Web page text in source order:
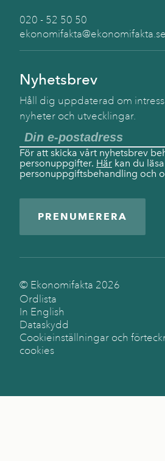
020 - 52 50 50
ekonomifakta@ekonomifakta.se
Nyhetsbrev
Håll dig uppdaterad om
nyheter och utvecklingar.
För att skicka vårt nyhetsbrev
personuppgifter. Här kan du
personuppgiftsbehandling och
PRENUMERERA
© Ekonomifakta 2026
Ordlista
In English
Dataskydd
Cookieinställningar och
cookies